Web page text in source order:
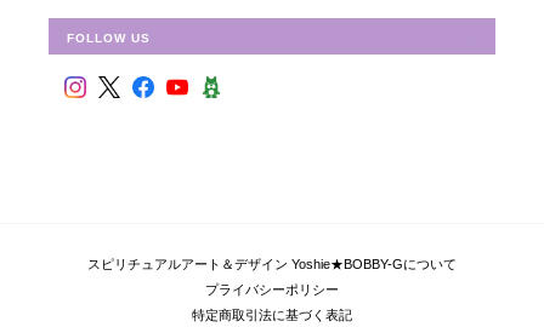
2018/09/09
FOLLOW US
スピリチュアルアート＆デザイン Yoshie★BOBBY-Gについて
プライバシーポリシー
特定商取引法に基づく表記